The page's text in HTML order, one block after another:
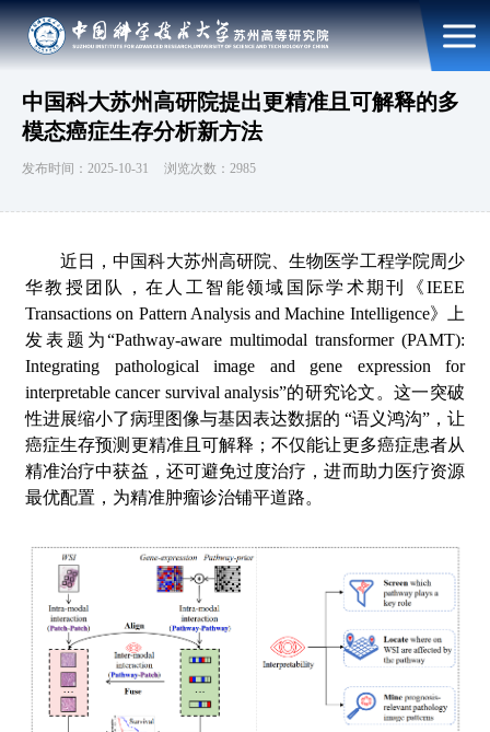
中国科大苏州高研院提出更精准且可解释的多
模态癌症生存分析新方法
发布时间：2025-10-31 浏览次数：2985